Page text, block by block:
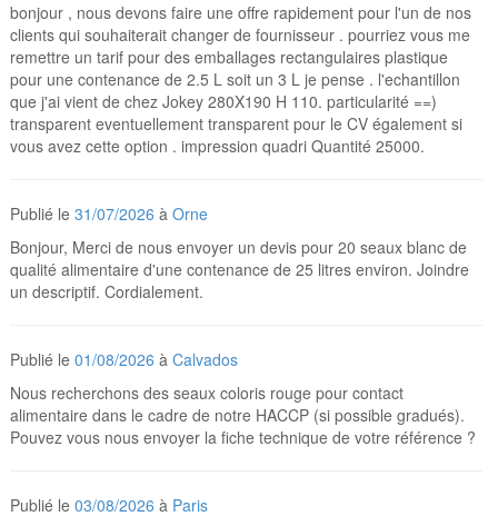
bonjour , nous devons faire une offre rapidement pour l'un de nos
clients qui souhaiterait changer de fournisseur . pourriez vous me
remettre un tarif pour des emballages rectangulaires plastique
pour une contenance de 2.5 L soit un 3 L je pense . l'echantillon
que j'ai vient de chez Jokey 280X190 H 110. particularité ==)
transparent eventuellement transparent pour le CV également si
vous avez cette option . impression quadri Quantité 25000.
Publié le31/07/2026 àOrne
Bonjour, Merci de nous envoyer un devis pour 20 seaux blanc de
qualité alimentaire d'une contenance de 25 litres environ. Joindre
un descriptif. Cordialement.
Publié le01/08/2026 àCalvados
Nous recherchons des seaux coloris rouge pour contact
alimentaire dans le cadre de notre HACCP (si possible gradués).
Pouvez vous nous envoyer la fiche technique de votre référence ?
Publié le03/08/2026 à Paris